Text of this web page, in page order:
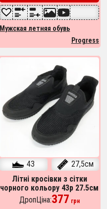
Мужская летняя обувь
Progress
43
27,5см
Літні кросівки з сітки
чорного кольору 43р 27.5см
ДропЦіна:377 грн